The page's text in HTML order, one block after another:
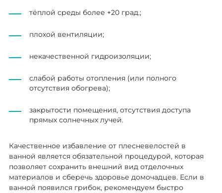
тёплой среды более +20 град.;
плохой вентиляции;
некачественной гидроизоляции;
слабой работы отопления (или полного
отсутствия обогрева);
закрытости помещения, отсутствия доступа
прямых солнечных лучей.
Качественное избавление от плесневелостей в
ванной является обязательной процедурой, которая
позволяет сохранить внешний вид отделочных
материалов и сберечь здоровье домочадцев. Если в
ванной появился грибок, рекомендуем быстро